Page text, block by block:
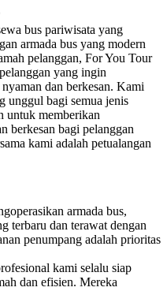
bus pariwisata yang
armada bus yang modern
pelanggan, For You Tour
yang ingin
dan berkesan. Kami
unggul bagi semua jenis
untuk memberikan
berkesan bagi pelanggan
kami adalah petualangan
armada bus,
terbaru dan terawat dengan
penumpang adalah prioritas
kami selalu siap
dan efisien. Mereka